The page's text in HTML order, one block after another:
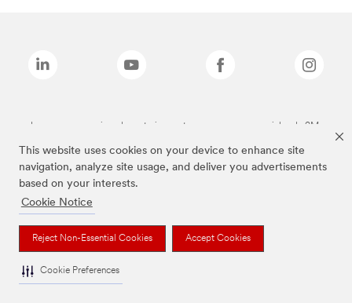
This website uses cookies on your device to enhance site
navigation, analyze site usage, and deliver you advertisements
based on your interests.
Cookie Notice
Reject Non-Essential Cookies Accept Cookies
Cookie Preferences
Las marcas mencionadas anteriormente son marcas comerciales de 3M.